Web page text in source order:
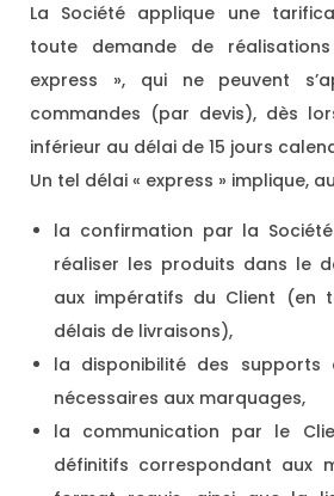
La Société applique une
toute demande de
express », qui ne peuvent
commandes (par devis), dès
inférieur au délai de 15 jours
Un tel délai « express » implique,
la confirmation par la
réaliser les produits dans le
aux impératifs du Client (en
délais de livraisons),
la disponibilité des supports
nécessaires aux marquages,
la communication par le
définitifs correspondant aux